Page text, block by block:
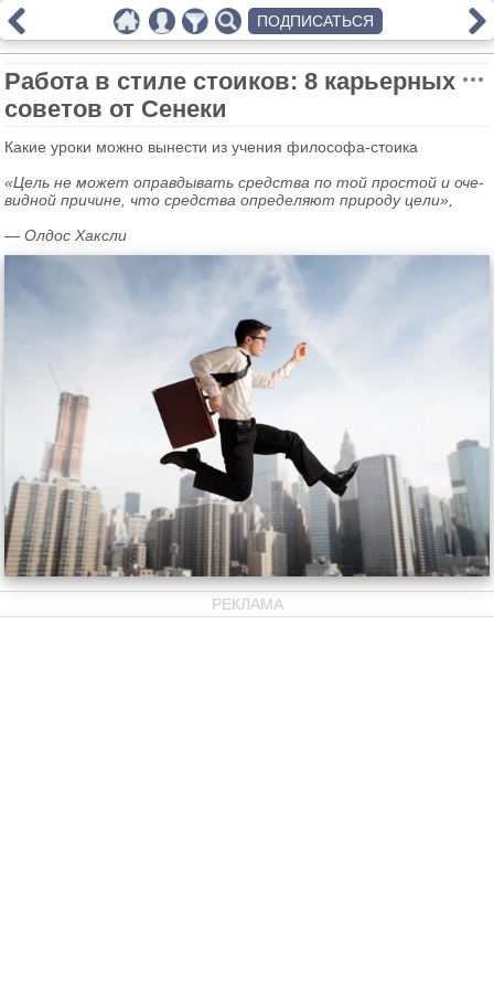
Работа в стиле стоиков: 8 карьерных
советов от Сенеки
Какие уроки можно вы­не­сти из уче­ния фи­ло­со­фа-сто­и­ка
«Цель не может оправ­ды­вать сред­ства по той про­стой и оче­
вид­ной при­чине, что сред­ства опре­де­ля­ют при­ро­ду цели»,
— Олдос Хакс­ли
РЕКЛАМА
ПОДПИСАТЬСЯ